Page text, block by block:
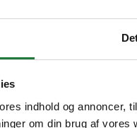
indhold og annoncer,
om din brug af